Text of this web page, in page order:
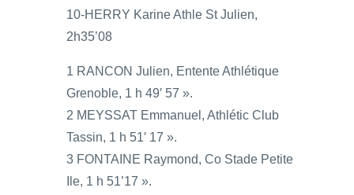
10-HERRY Karine Athle St Julien,
2h35’08
1 RANCON Julien, Entente Athlétique
Grenoble, 1 h 49′ 57 ».
2 MEYSSAT Emmanuel, Athlétic Club
Tassin, 1 h 51′ 17 ».
3 FONTAINE Raymond, Co Stade Petite
Ile, 1 h 51’17 ».